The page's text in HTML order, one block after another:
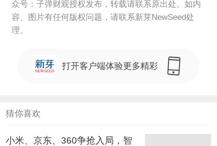
众号：子弹财观授权发布，转载请联系原出处。如内
容、图片有任何版权问题，请联系新芽NewSeed处
理。
打开客户端体验更多精彩
猜你喜欢
小米、京东、360争抢入局，智